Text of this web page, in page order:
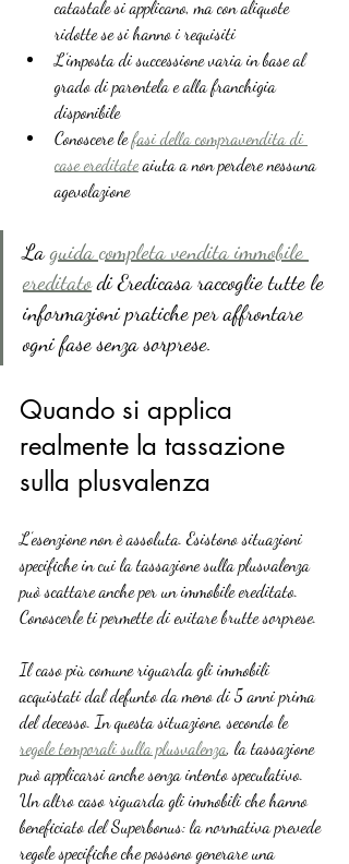
catastale si applicano, ma con aliquote
ridotte se si hanno i requisiti
L’imposta di successione varia in base al
grado di parentela e alla franchigia
disponibile
Conoscere le fasi della compravendita di
case ereditate aiuta a non perdere nessuna
agevolazione
La guida completa vendita immobile
ereditato di Eredicasa raccoglie tutte le
informazioni pratiche per affrontare
ogni fase senza sorprese.
Quando si applica
realmente la tassazione
sulla plusvalenza
L’esenzione non è assoluta. Esistono situazioni
specifiche in cui la tassazione sulla plusvalenza
può scattare anche per un immobile ereditato.
Conoscerle ti permette di evitare brutte sorprese.
Il caso più comune riguarda gli immobili
acquistati dal defunto da meno di 5 anni prima
del decesso. In questa situazione, secondo le
regole temporali sulla plusvalenza, la tassazione
può applicarsi anche senza intento speculativo.
Un altro caso riguarda gli immobili che hanno
beneficiato del Superbonus: la normativa prevede
regole specifiche che possono generare una